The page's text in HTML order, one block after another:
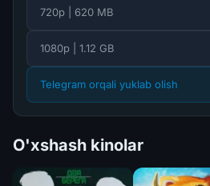
720p | 620 MB
1080p | 1.12 GB
Telegram orqali yuklab olish
O'xshash kinolar